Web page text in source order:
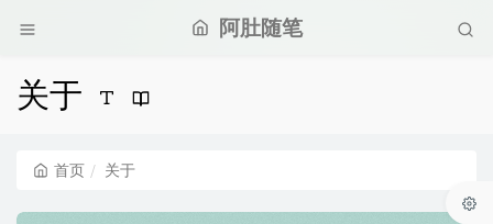
阿肚随笔
关于
首页 关于